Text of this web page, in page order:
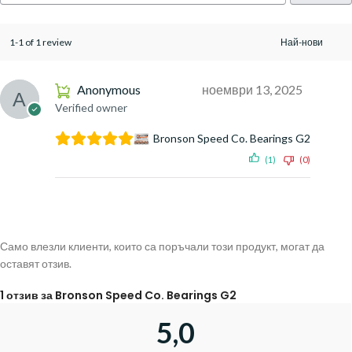
1-1 of 1 review
Anonymous
Verified owner
ноември 13, 2025
Bronson Speed Co. Bearings G2
(1) (0)
1 отзив за Bronson Speed Co. Bearings G2
5,0
Само влезли клиенти, които са поръчали този продукт, могат да
оставят отзив.